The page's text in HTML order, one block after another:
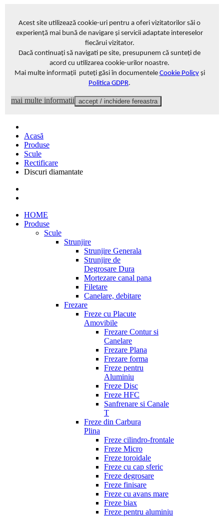
Acest site utilizează cookie-uri pentru a oferi vizitatorilor săi o
experiență mai bună de navigare și servicii adaptate intereselor
fiecărui vizitator.
Dacă continuați să navigati pe site, presupunem că sunteți de
acord cu utilizarea cookie-urilor noastre.
Mai multe informații puteți găsi în documentele Cookie Policyși
Politica GDPR.
mai multe informatii accept / inchidere fereastra
Acasă
Produse
Scule
Rectificare
Discuri diamantate
HOME
Produse
Scule
Strunjire
Strunjire Generala
Strunjire de
Degrosare Dura
Mortezare canal pana
Filetare
Canelare, debitare
Frezare
Freze cu Placute
Amovibile
Frezare Contur si
Canelare
Frezare Plana
Frezare forma
Freze pentru
Aluminiu
Freze Disc
Freze HFC
Sanfrenare si Canale
T
Freze din Carbura
Plina
Freze cilindro-frontale
Freze Micro
Freze toroidale
Freze cu cap sferic
Freze degrosare
Freze finisare
Freze cu avans mare
Freze biax
Freze pentru aluminiu